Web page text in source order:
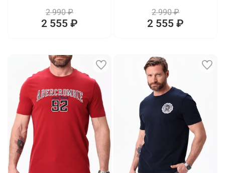
2 990 ₽
2 555 ₽
2 990 ₽
2 555 ₽